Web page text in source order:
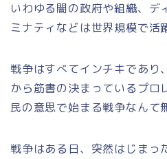
いわゆる闇の政府や組織、デ
ミナティなどは世界規模で活
戦争はすべてインチキであり
から筋書の決まっているプロ
民の意思で始まる戦争なんて
戦争はある日、突然はじまっ